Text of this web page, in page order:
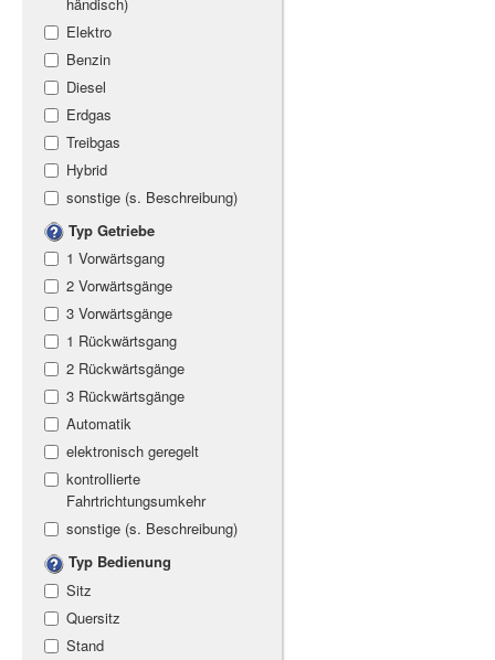
Elektro
Benzin
Diesel
Erdgas
Treibgas
Hybrid
sonstige (s. Beschreibung)
Typ Getriebe
1 Vorwärtsgang
2 Vorwärtsgänge
3 Vorwärtsgänge
1 Rückwärtsgang
2 Rückwärtsgänge
3 Rückwärtsgänge
Automatik
elektronisch geregelt
kontrollierte
Fahrtrichtungsumkehr
sonstige (s. Beschreibung)
Typ Bedienung
Sitz
Quersitz
Stand